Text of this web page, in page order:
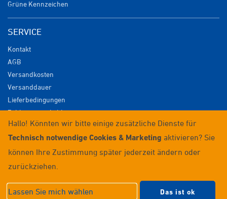
Grüne Kennzeichen
SERVICE
Kontakt
AGB
Versandkosten
Versanddauer
Lieferbedingungen
Zahlungsmöglichkeiten
Datenschutz
Impressum
Widerrufsrecht
Anmelden / Registrieren
© 2026 Wunschkennzeichenversand
Hallo! Könnten wir bitte einige zusätzliche Dienste für
Technisch notwendige Cookies & Marketing aktivieren? Sie
können Ihre Zustimmung später jederzeit ändern oder
zurückziehen.
Lassen Sie mich wählen Das ist ok